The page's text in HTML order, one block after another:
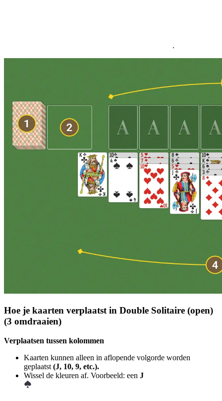
.
Hoe je kaarten verplaatst in Double Solitaire (open)
(3 omdraaien)
Verplaatsen tussen kolommen
Kaarten kunnen alleen in aflopende volgorde worden
geplaatst (J, 10, 9, etc.).
Wissel de kleuren af. Voorbeeld: een J